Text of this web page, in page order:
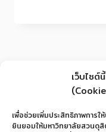
เว็บไซต์
เพื่อช่วยเพิ่มประสิทธิภาพการใ
ยินยอมให้มหาวิทยาลัยสวนดุสิ